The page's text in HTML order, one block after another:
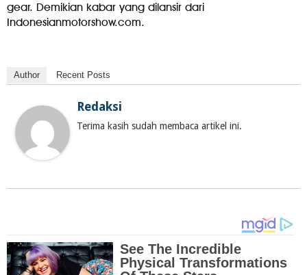
gear. Demikian kabar yang dilansir dari
Indonesianmotorshow.com.
Author Recent Posts
Redaksi
Terima kasih sudah membaca artikel ini.